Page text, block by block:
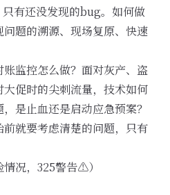
有还没发现的bug。如何做
题的溯源、现场复原、快速
监控怎么做？面对灰产、盗
促时的尖刺流量，技术如何
是止血还是启动应急预案？
就要考虑清楚的问题，只有
情况，325警告⚠️）